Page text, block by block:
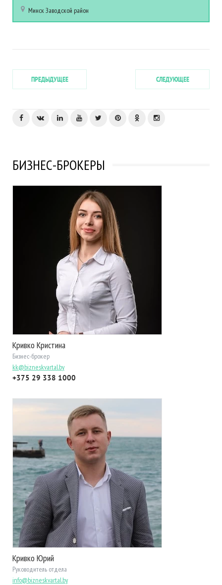
МинскЗаводской район
ПРЕДЫДУЩЕЕ СЛЕДУЮЩЕЕ
БИЗНЕС-БРОКЕРЫ
Кривко Кристина
Бизнес-брокер
kk@bizneskvartal.by
+375 29 338 1000
Кривко Юрий
Руководитель отдела
info@bizneskvartal.by